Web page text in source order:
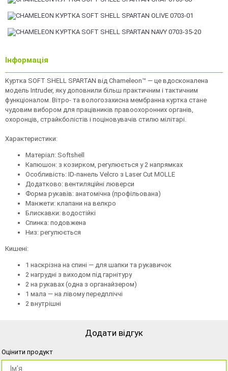
Інформація
Куртка SOFT SHELL SPARTAN від Chameleon™ — це вдосконалена
модель Intruder, яку доповнили більш практичним і тактичним
функціоналом. Вітро- та вологозахисна мембранна куртка стане
чудовим вибором для працівників правоохоронних органів,
охоронців, страйкболістів і поціновувачів стилю мілітарі.
Характеристики:
Матеріал: Softshell
Капюшон: з козирком, регулюється у 2 напрямках
Особливість: ID-панель Velcro з Laser Cut MOLLE
Додатково: вентиляційні люверси
Форма рукавів: анатомічна (профільована)
Манжети: клапани на велкро
Блискавки: водостійкі
Спинка: подовжена
Низ: регулюється
Кишені:
1 наскрізна на спині — для шапки та рукавичок
2 нагрудні з виходом під гарнітуру
2 на рукавах (одна з органайзером)
1 мала — на лівому передпліччі
2 внутрішні
Додати відгук
Оцінити продукт